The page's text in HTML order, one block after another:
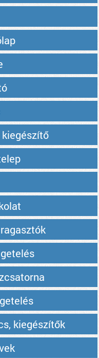
kiegészítő
kiegészítők